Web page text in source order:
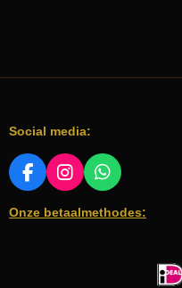
Social media:
F
C
I
S
W
A
Onze betaalmethodes: